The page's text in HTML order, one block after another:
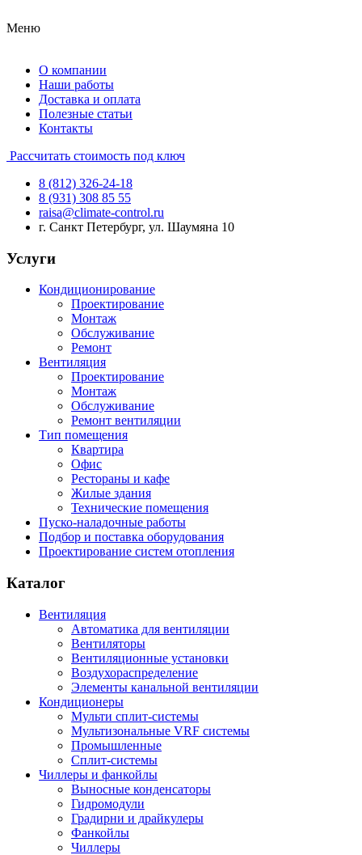
Меню
О компании
Наши работы
Доставка и оплата
Полезные статьи
Контакты
Рассчитать стоимость под ключ
8 (812) 326-24-18
8 (931) 308 85 55
raisa@climate-control.ru
г. Санкт Петербург, ул. Шаумяна 10
Услуги
Кондиционирование
Проектирование
Монтаж
Обслуживание
Ремонт
Вентиляция
Проектирование
Монтаж
Обслуживание
Ремонт вентиляции
Тип помещения
Квартира
Офис
Рестораны и кафе
Жилые здания
Технические помещения
Пуско-наладочные работы
Подбор и поставка оборудования
Проектирование систем отопления
Каталог
Вентиляция
Автоматика для вентиляции
Вентиляторы
Вентиляционные установки
Воздухораспределение
Элементы канальной вентиляции
Кондиционеры
Мульти сплит-системы
Мультизональные VRF системы
Промышленные
Сплит-системы
Чиллеры и фанкойлы
Выносные конденсаторы
Гидромодули
Градирни и драйкулеры
Фанкойлы
Чиллеры